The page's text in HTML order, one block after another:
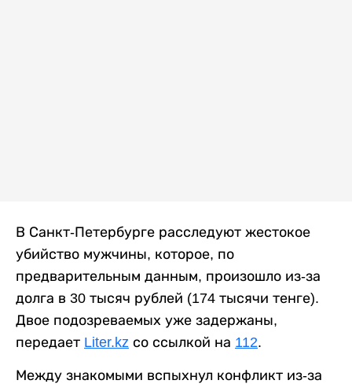
В Санкт-Петербурге расследуют жестокое
убийство мужчины, которое, по
предварительным данным, произошло из-за
долга в 30 тысяч рублей (174 тысячи тенге).
Двое подозреваемых уже задержаны,
передает Liter.kz со ссылкой на 112.
Между знакомыми вспыхнул конфликт из-за